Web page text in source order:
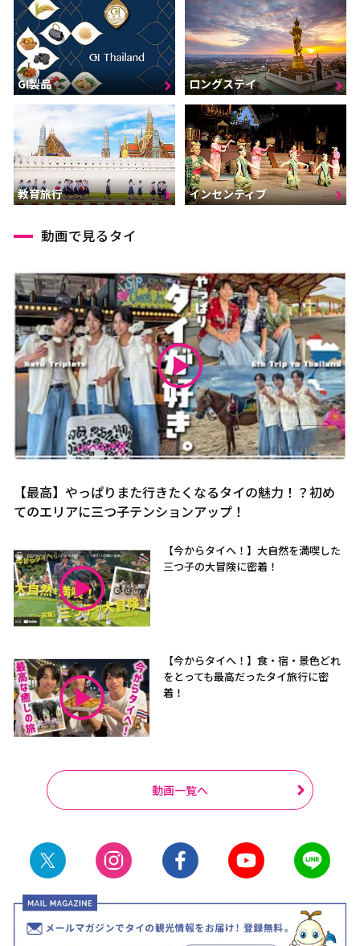
GI製品 ロングステイ
教育旅行 インセンティブ
動画で見るタイ
【最高】やっぱりまた行きたくなるタイの魅力！？初め
てのエリアに三つ子テンションアップ！
【今からタイへ！】大自然を満喫した
三つ子の大冒険に密着！
【今からタイへ！】食・宿・景色どれ
をとっても最高だったタイ旅行に密
着！
動画一覧へ